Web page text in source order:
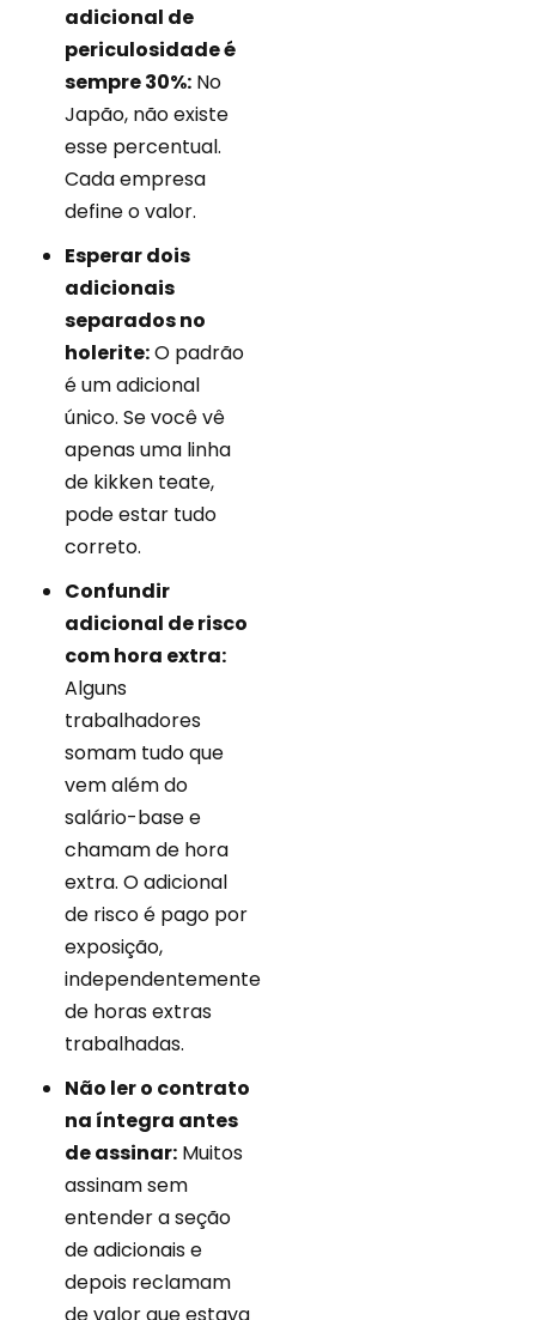
adicional de
periculosidade é
sempre 30%: No
Japão, não existe
esse percentual.
Cada empresa
define o valor.
Esperar dois
adicionais
separados no
holerite:O padrão
é um adicional
único. Se você vê
apenas uma linha
de kikken teate,
pode estar tudo
correto.
Confundir
adicional de risco
com hora extra:
Alguns
trabalhadores
somam tudo que
vem além do
salário-base e
chamam de hora
extra. O adicional
de risco é pago por
exposição,
independentemente
de horas extras
trabalhadas.
Não ler o contrato
na íntegra antes
de assinar: Muitos
assinam sem
entender a seção
de adicionais e
depois reclamam